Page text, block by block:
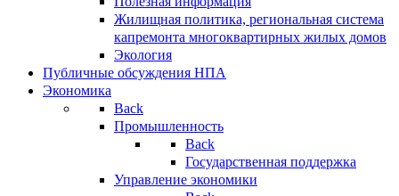
Жилищная политика, региональная система
капремонта многоквартирных жилых домов
Экология
Публичные обсуждения НПА
Экономика
Back
Промышленность
Back
Государственная поддержка
Управление экономики